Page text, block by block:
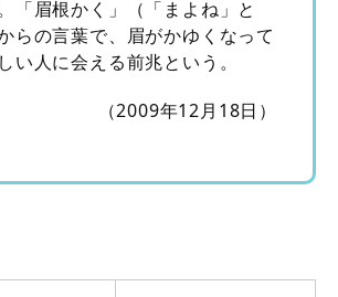
「眉根かく」（「まよね」と
らの言葉で、眉がかゆくなって
い人に会える前兆という。
（2009年12月18日）